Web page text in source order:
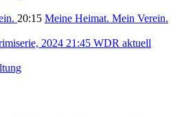
20:15 Meine Heimat. Mein Verein.
2024 21:45 WDR aktuell